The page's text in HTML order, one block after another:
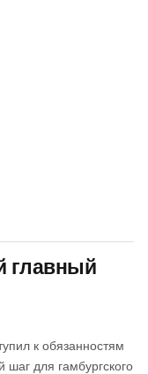
главный
к обязанностям
для гамбургского